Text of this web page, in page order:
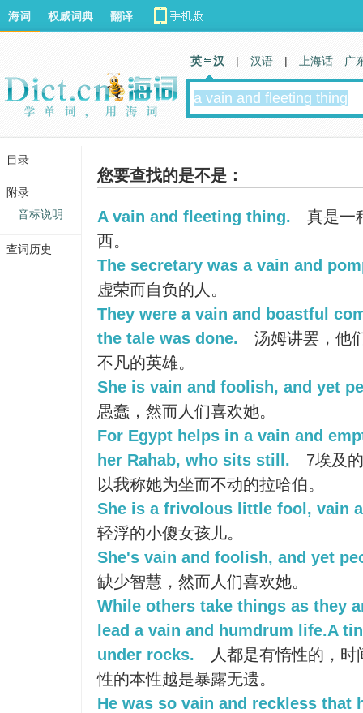
您要查找的是不是：
A vain and fleeting thing.
真是一
西。
The secretary was a vain and
虚荣而自负的人。
They were a vain and boastful
the tale was done.
汤姆讲罢，他
不凡的英雄。
She is vain and foolish, and yet
愚蠢，然而人们喜欢她。
For Egypt helps in a vain and
her Rahab, who sits still.
7埃及
以我称她为坐而不动的拉哈伯。
She is a frivolous little fool, vain
轻浮的小傻女孩儿。
She's vain and foolish, and yet
缺少智慧，然而人们喜欢她。
While others take things as they
lead a vain and humdrum life.A
under rocks.
人都是有惰性的，
性的本性越是暴露无遗。
He was so vain and reckless that
海词 权威词典 翻译
英 汉 | 汉语 | 上海话 广
目录
附录
音标说明
查词历史